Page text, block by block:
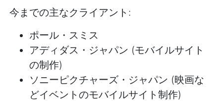
今までの主なクライアント:
ポール・スミス
アディダス・ジャパン (モバイルサイト
の制作)
ソニーピクチャーズ・ジャパン (映画な
どイベントのモバイルサイト制作)